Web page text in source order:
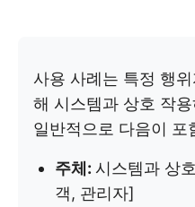
사용 사례는 특정 행
해 시스템과 상호 작
일반적으로 다음이 포
주체: 시스템과 상
객, 관리자]